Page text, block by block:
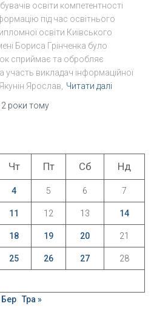
освіти компетентності
під час освітнього
освіти Київського
Бориса Грінченка було
сприймає та обробляє
участь викладач інформаційної
Ярослав, Читати далі
2 роки тому
Чт Пт Сб Нд
4 5 6 7
11 12 13 14
18 19 20 21
25 26 27 28
Бер Тра »